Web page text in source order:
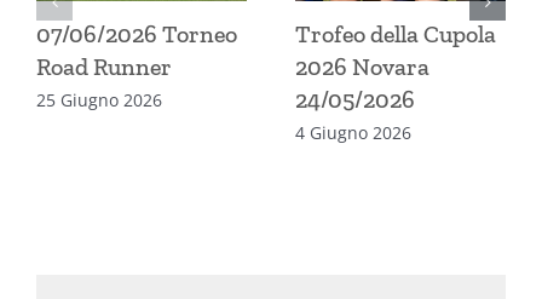
07/06/2026 Torneo
Road Runner
25 Giugno 2026
Trofeo della Cupola
2026 Novara
24/05/2026
4 Giugno 2026